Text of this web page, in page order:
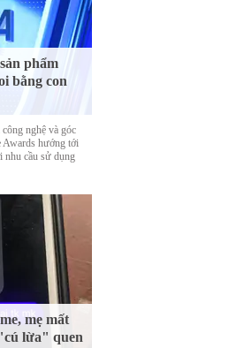
phẩm
bằng con
nghệ và góc
Awards hướng tới
nhu cầu sử dụng
mẹ mất
lừa" quen